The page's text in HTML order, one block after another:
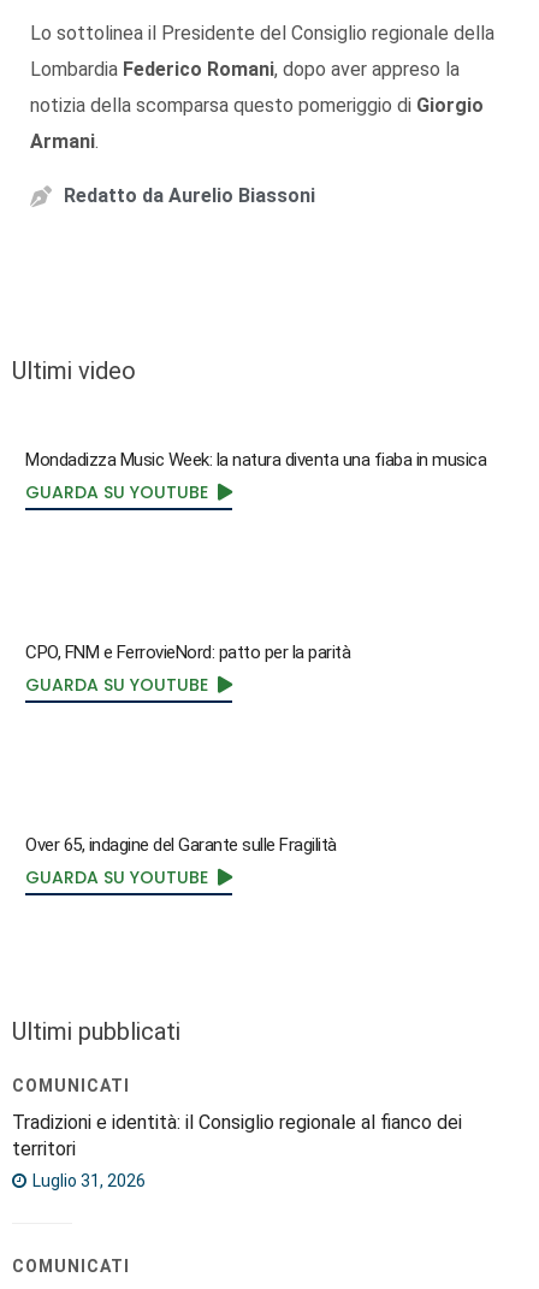
Lo sottolinea il Presidente del Consiglio regionale della
Lombardia Federico Romani, dopo aver appreso la
notizia della scomparsa questo pomeriggio di Giorgio
Armani.
Redatto da Aurelio Biassoni
Ultimi video
Mondadizza Music Week: la natura diventa una fiaba in musica
GUARDA SU YOUTUBE
CPO, FNM e FerrovieNord: patto per la parità
GUARDA SU YOUTUBE
Over 65, indagine del Garante sulle Fragilità
GUARDA SU YOUTUBE
Ultimi pubblicati
COMUNICATI
Tradizioni e identità: il Consiglio regionale al fianco dei
territori
Luglio 31, 2026
COMUNICATI